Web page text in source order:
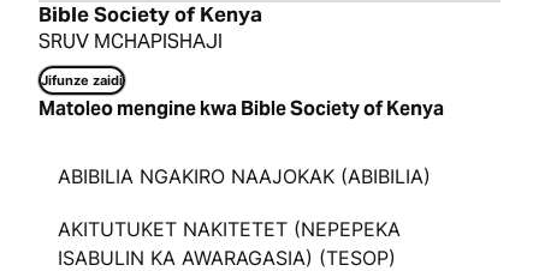
Bible Society of Kenya
SRUV MCHAPISHAJI
Jifunze zaidi
Matoleo mengine kwa Bible Society of Kenya
ABIBILIA NGAKIRO NAAJOKAK (ABIBILIA)
AKITUTUKET NAKITETET (NEPEPEKA
ISABULIN KA AWARAGASIA) (TESOP)